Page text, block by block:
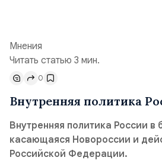
Мнения
Читать статью 3 мин.
0
Внутренняя политика
Внутренняя политика России
касающаяся Новороссии и
Российской Федерации.